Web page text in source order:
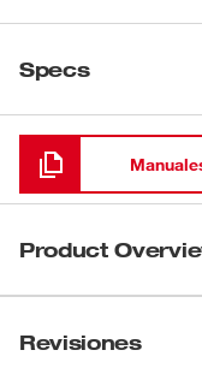
Specs
Cargando
Product
limpiar tapetes y
Revisiones